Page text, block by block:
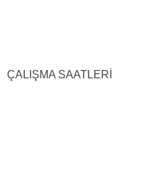
ÇALIŞMA SAATLERİ